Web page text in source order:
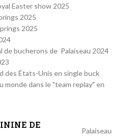
Easter show 2025
2025
2025
de bucherons de Palaiseau 2024
des États-Unis en single buck
monde dans le "team replay" en
DE
Palaiseau